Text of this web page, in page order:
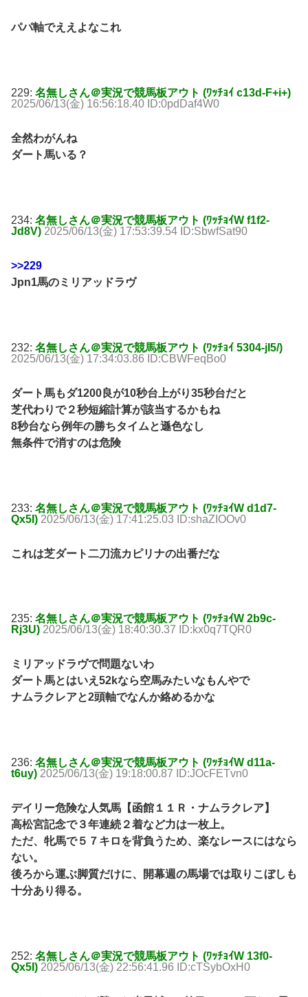
パパ軸でええよなこれ
229: 名無しさん＠実況で競馬板アウト (ﾜｯﾁｮｲ c13d-F+i+)
2025/06/13(金) 16:56:18.40 ID:0pdDaf4W0
全然わがんね
ダート馬いる？
234: 名無しさん＠実況で競馬板アウト (ﾜｯﾁｮｲW f1f2-
Jd8V) 2025/06/13(金) 17:53:39.54 ID:SbwfSat90
>>229
Jpn1馬のミリアッドラヴ
232: 名無しさん＠実況で競馬板アウト (ﾜｯﾁｮｲ 5304-jI5/)
2025/06/13(金) 17:34:03.86 ID:CBWFeqBo0
ダート馬もダ1200良が10秒台上がり35秒台だと
芝代わりで２秒短縮計算が該当するかもね
8秒台なら例年の勝ちタイムと遜色なし
無条件で消すのは危険
233: 名無しさん＠実況で競馬板アウト (ﾜｯﾁｮｲW d1d7-
Qx5I) 2025/06/13(金) 17:41:25.03 ID:shaZIOOv0
これは芝ダート二刀流カピリナの出番だな
235: 名無しさん＠実況で競馬板アウト (ﾜｯﾁｮｲW 2b9c-
Rj3U) 2025/06/13(金) 18:40:30.37 ID:kx0q7TQR0
ミリアッドラヴで問題ないわ
ダート馬とはいえ52kなら空馬みたいなもんやで
ナムラクレアと2頭軸でなんか絡めるかな
236: 名無しさん＠実況で競馬板アウト (ﾜｯﾁｮｲW d11a-
t6uy) 2025/06/13(金) 19:18:00.87 ID:JOcFETvn0
デイリー危険な人気馬【函館１１Ｒ・ナムラクレア】
高松宮記念で３年連続２着など力は一枚上。
ただ、牝馬で５７キロを背負うため、楽なレースにはなら
ない。
後ろから運ぶ脚質だけに、開幕週の馬場では取りこぼしも
十分あり得る。
252: 名無しさん＠実況で競馬板アウト (ﾜｯﾁｮｲW 13f0-
Qx5I) 2025/06/13(金) 22:56:41.96 ID:cTSybOxH0